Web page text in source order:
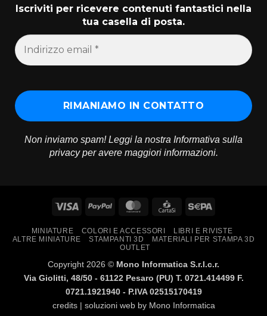
Iscriviti per ricevere contenuti fantastici nella
tua casella di posta.
Non inviamo spam! Leggi la nostra Informativa sulla
privacyper avere maggiori informazioni.
Visa PayPal MasterCardCartaSi
MINIATURE COLORI E ACCESSORI
LIBRI E RIVISTE
ALTRE MINIATURE
STAMPANTI 3D
MATERIALI PER STAMPA 3D
OUTLET
Copyright 2026 © Mono Informatica S.r.l.c.r.
Via Giolitti, 48/50 - 61122 Pesaro (PU) T. 0721.414499 F.
0721.1921940 - P.IVA 02515170419
credits | soluzioni web by Mono Informatica